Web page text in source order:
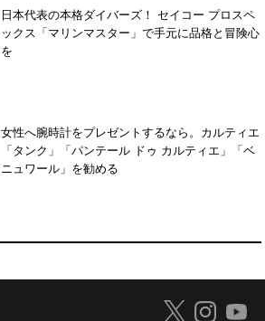
日本代表の本格ダイバーズ！ セイコー プロスペ
ックス「マリンマスター」で手元に品格と冒険心
を
女性へ腕時計をプレゼントするなら。カルティエ
「タンク」「パンテール ドゥ カルティエ」「ベ
ニュワール」を勧める